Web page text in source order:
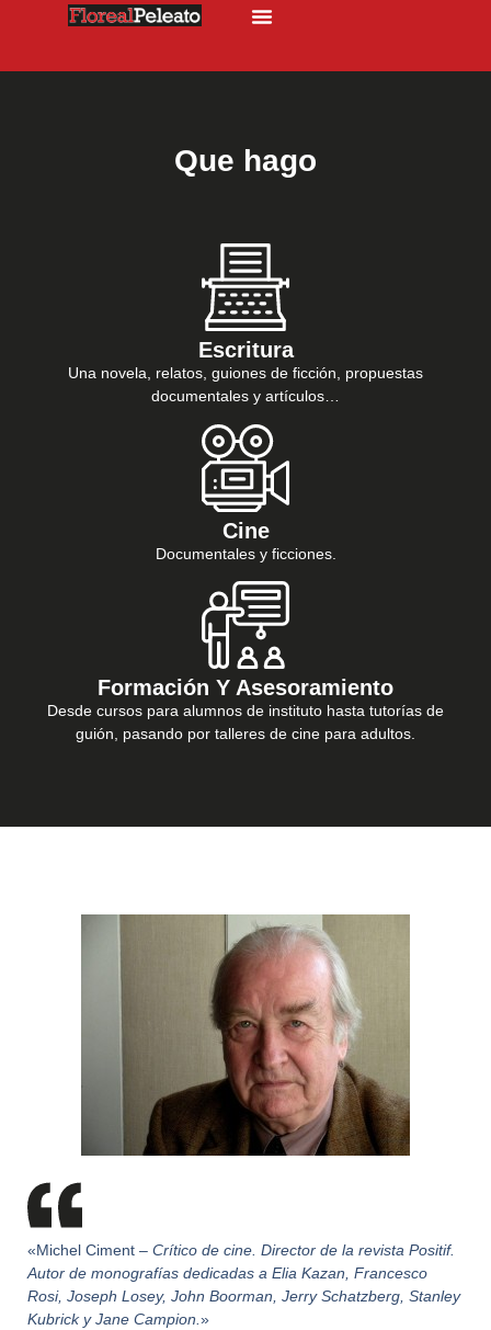
Que hago
Escritura
Una novela, relatos, guiones de ficción, propuestas
documentales y artículos…
Cine
Documentales y ficciones.
Formación Y Asesoramiento
Desde cursos para alumnos de instituto hasta tutorías de
guión, pasando por talleres de cine para adultos.
«Michel Ciment – Crítico de cine. Director de la revista Positif.
Autor de monografías dedicadas a Elia Kazan, Francesco
Rosi, Joseph Losey, John Boorman, Jerry Schatzberg, Stanley
Kubrick y Jane Campion.»